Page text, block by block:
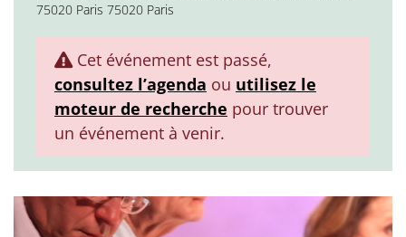
75020 Paris 75020 Paris
Cet événement est passé,
consultez l’agenda ou utilisez le
moteur de recherche pour trouver
un événement à venir.